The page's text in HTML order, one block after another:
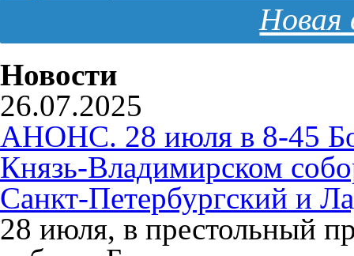
Новая
Новости
26.07.2025
АНОНС. 28 июля в 8-45
Князь-Владимирском
Санкт-Петербургский и
28 июля, в престольный